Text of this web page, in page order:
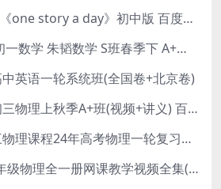
一天一个小故事《one story a day》初中版 百度网盘分享下载
初中数学 2024初一数学 朱韬数学 S班春季下 A+班春季下 百度云网盘
英语一轮系统班(全国卷+北京卷)
杨萌物理2023初三物理上秋季A+班(视频+讲义) 百度网盘分享
2024赵玉峰高三物理课程24年高考物理一轮复习网课教程
沪科版(初三)九年级物理全一册网课教学视频全集(录播版 杜春雨 66讲)